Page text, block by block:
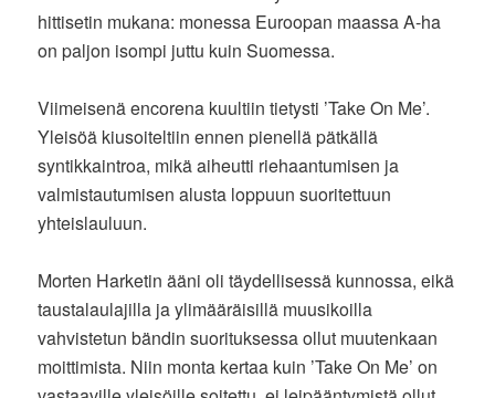
hittisetin mukana: monessa Euroopan maassa A-ha
on paljon isompi juttu kuin Suomessa.
Viimeisenä encorena kuultiin tietysti ’Take On Me’.
Yleisöä kiusoiteltiin ennen pienellä pätkällä
syntikkaintroa, mikä aiheutti riehaantumisen ja
valmistautumisen alusta loppuun suoritettuun
yhteislauluun.
Morten Harketin ääni oli täydellisessä kunnossa, eikä
taustalaulajilla ja ylimääräisillä muusikoilla
vahvistetun bändin suorituksessa ollut muutenkaan
moittimista. Niin monta kertaa kuin ’Take On Me’ on